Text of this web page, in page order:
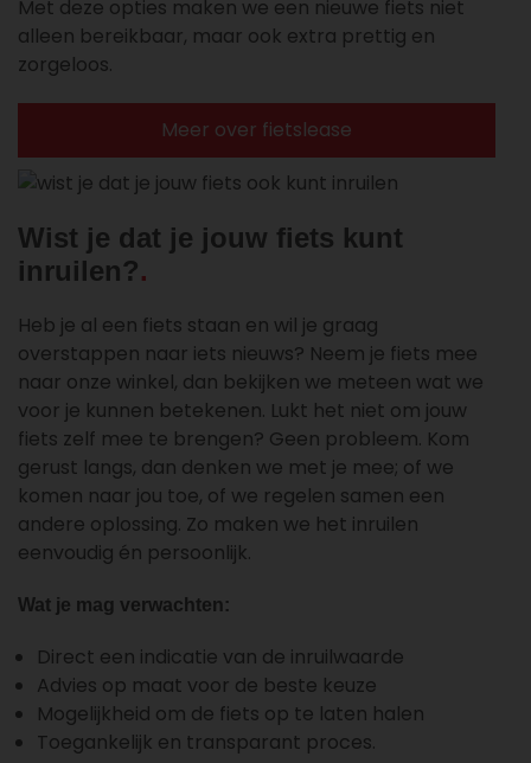
Met deze opties maken we een nieuwe fiets niet
alleen bereikbaar, maar ook extra prettig en
zorgeloos.
Meer over fietslease
Wist je dat je jouw fiets kunt
inruilen?
Heb je al een fiets staan en wil je graag
overstappen naar iets nieuws? Neem je fiets mee
naar onze winkel, dan bekijken we meteen wat we
voor je kunnen betekenen. Lukt het niet om jouw
fiets zelf mee te brengen? Geen probleem. Kom
gerust langs, dan denken we met je mee; of we
komen naar jou toe, of we regelen samen een
andere oplossing. Zo maken we het inruilen
eenvoudig én persoonlijk.
Wat je mag verwachten:
Direct een indicatie van de inruilwaarde
Advies op maat voor de beste keuze
Mogelijkheid om de fiets op te laten halen
Toegankelijk en transparant proces.